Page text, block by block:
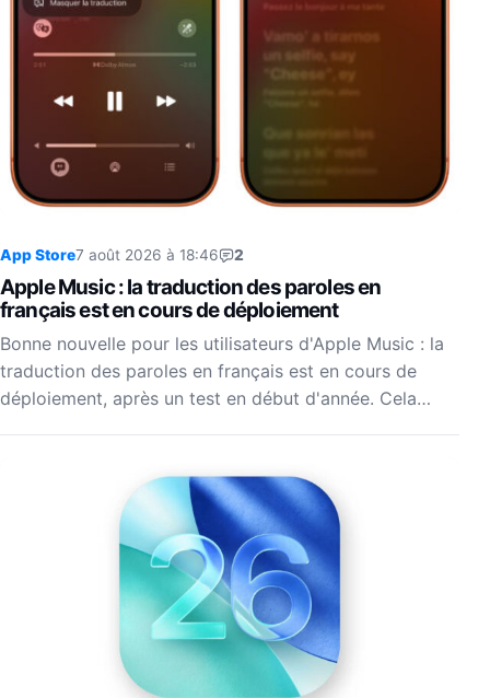
App Store7 août 2026 à 18:46 2
Apple Music : la traduction des paroles en
français est en cours de déploiement
Bonne nouvelle pour les utilisateurs d'Apple Music : la
traduction des paroles en français est en cours de
déploiement, après un test en début d'année. Cela…